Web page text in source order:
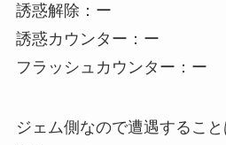
誘惑解除：ー
誘惑カウンター：ー
フラッシュカウンター：ー
ジェム側なので遭遇すること